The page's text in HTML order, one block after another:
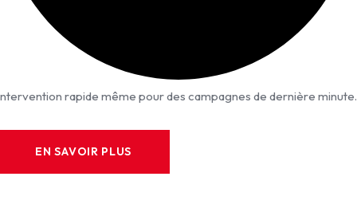
rapide même pour des campagnes de dernière minute.
EN SAVOIR PLUS